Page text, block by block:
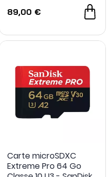
89,00 €
Carte microSDXC
Extreme Pro 64 Go